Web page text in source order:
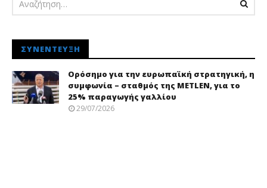
ΣΥΝΈΝΤΕΥΞΗ
Ορόσημο για την ευρωπαϊκή στρατηγική, η
συμφωνία – σταθμός της METLEN, για το
25% παραγωγής γαλλίου
29/07/2026